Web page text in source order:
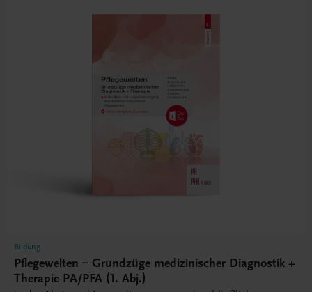
Bildung
Pflegewelten – Grundzüge medizinischer Diagnostik +
Therapie PA/PFA (1. Abj.)